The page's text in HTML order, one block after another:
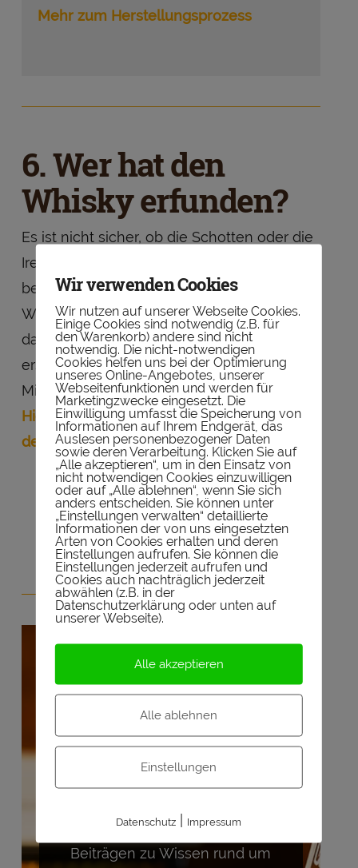
Mehr zum Herstellungsprozess
6. Wer hat den
Whisky erfunden?
Es ist nicht sicher, ob die Schotten oder die
Iren den Whisky erfunden haben. Beide
behaupten die „ersten“ gewesen zu sein.
Was man mit Sicherheit sagen kann ist,
dass die Herstellung der Spirituose das
erste Mal in Schottland gegen Ende des
Mittelalters erwähnt wurde.
Hier erfahrt ihr mehr über die Geschichte
des Whisky.
Produkte von Amazon.de
Werbung
Whiskywissen
Ihr wollt euch über Whisky
informieren und euer
Hier findet ihr eine Vielzahl an
Beiträgen zu Wissen rund um
Wir verwenden Cookies
Wir nutzen auf unserer Webseite Cookies.
Einige Cookies sind notwendig (z.B. für
den Warenkorb) andere sind nicht
notwendig. Die nicht-notwendigen
Cookies helfen uns bei der Optimierung
unseres Online-Angebotes, unserer
Webseitenfunktionen und werden für
Marketingzwecke eingesetzt. Die
Einwilligung umfasst die Speicherung von
Informationen auf Ihrem Endgerät, das
Auslesen personenbezogener Daten
sowie deren Verarbeitung. Klicken Sie auf
„Alle akzeptieren“, um in den Einsatz von
nicht notwendigen Cookies einzuwilligen
oder auf „Alle ablehnen“, wenn Sie sich
anders entscheiden. Sie können unter
„Einstellungen verwalten“ detaillierte
Informationen der von uns eingesetzten
Arten von Cookies erhalten und deren
Einstellungen aufrufen. Sie können die
Einstellungen jederzeit aufrufen und
Cookies auch nachträglich jederzeit
abwählen (z.B. in der
Datenschutzerklärung oder unten auf
unserer Webseite).
Alle akzeptieren
Alle ablehnen
Einstellungen
Datenschutz Impressum